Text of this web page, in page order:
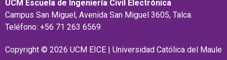
UCM Escuela de Ingeniería Civil Electrónica
Campus San Miguel, Avenida San Miguel 3605, Talca.
Teléfono: +56 71 263 6569
Copyright © 2026 UCM EICE | Universidad Católica del Maule